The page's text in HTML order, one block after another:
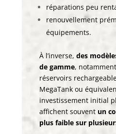
réparations peu
renouvellement
équipements.
À l’inverse, des
de gamme,
réservoirs
MegaTank ou
investissement initial
affichent souvent un
plus faible sur